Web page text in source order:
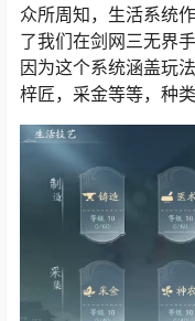
众所周知，生活系统
了我们在剑网三无界
因为这个系统涵盖玩
梓匠，采金等等，种类